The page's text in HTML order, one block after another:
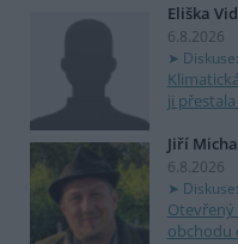
Eliška
6.8.2026
ji
Jiří
6.8.2026
obchodu